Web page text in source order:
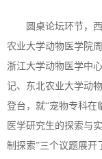
圆桌论坛环节，
农业大学动物医学院
浙江大学动物医学中
记、东北农业大学动
登台，就“宠物专科在
医学研究生的探索与
制探索”三个议题展开